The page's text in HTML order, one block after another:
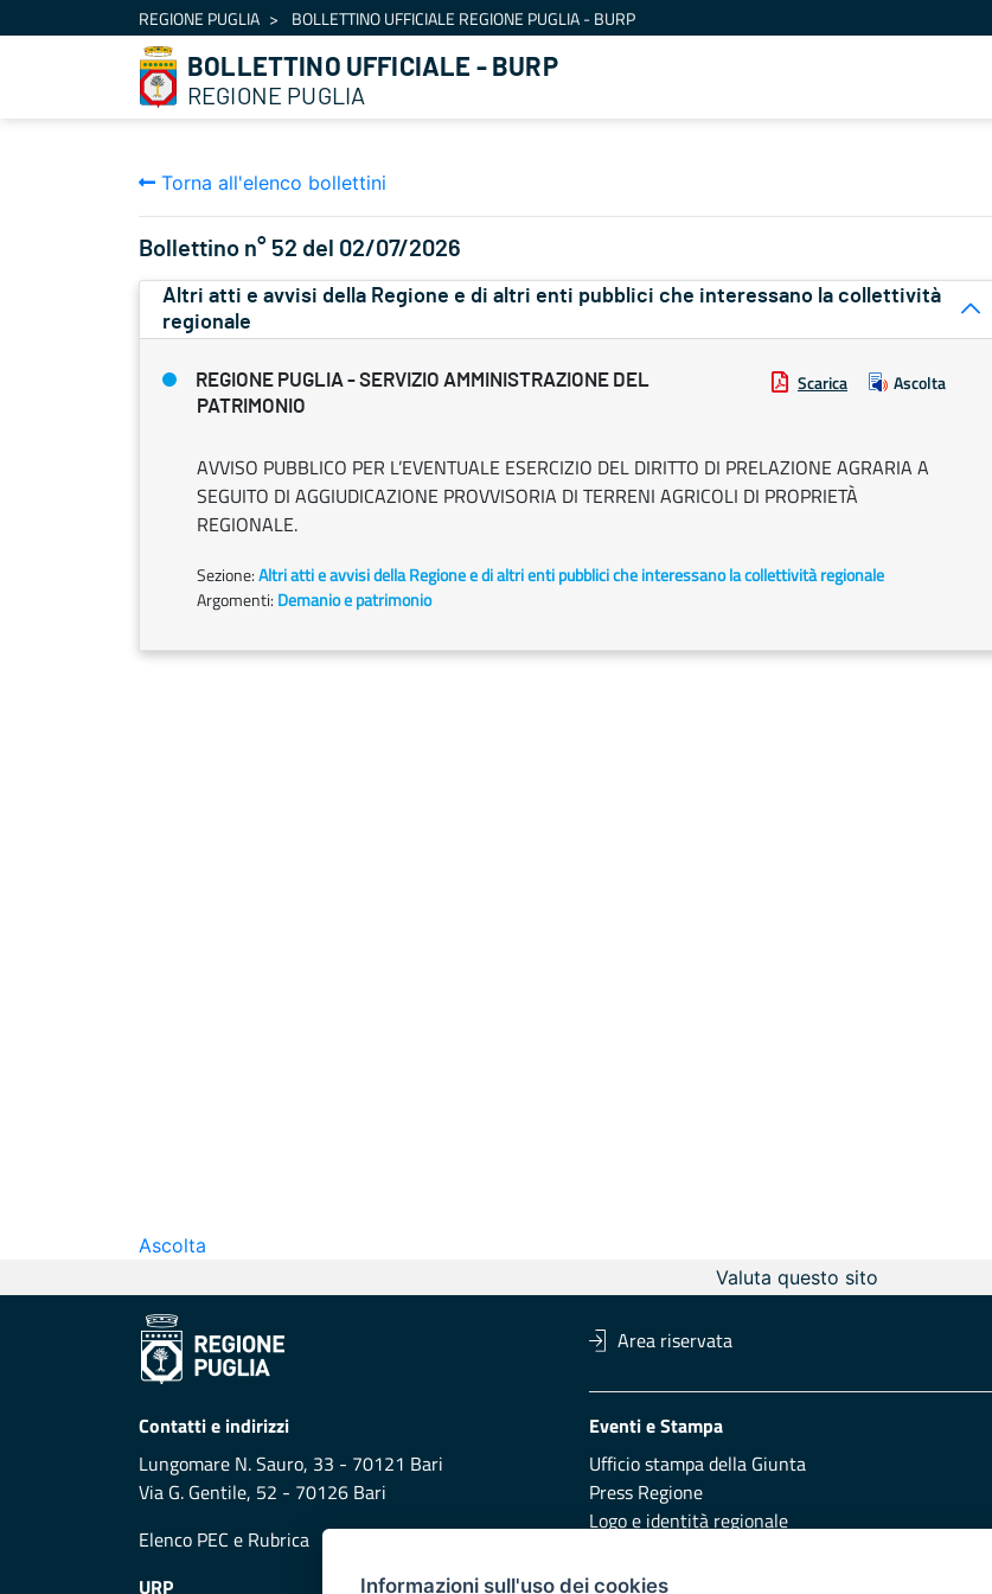
Salta al contenutoREGIONE PUGLIA BOLLETTINO UFFICIALE REGIONE PUGLIA - BURP
BOLLETTINO UFFICIALE - BURP
REGIONE PUGLIA
Torna all'elenco bollettini
Bollettino n° 52 del 02/07/2026
Altri atti e avvisi della Regione e di altri enti pubblici che interessano la collettività
regionale
REGIONE PUGLIA - SERVIZIO AMMINISTRAZIONE DEL
PATRIMONIO
Scarica Ascolta
AVVISO PUBBLICO PER L’EVENTUALE ESERCIZIO DEL DIRITTO DI PRELAZIONE AGRARIA A
SEGUITO DI AGGIUDICAZIONE PROVVISORIA DI TERRENI AGRICOLI DI PROPRIETÀ
REGIONALE.
Sezione:Altri atti e avvisi della Regione e di altri enti pubblici che interessano la collettività regionale
Argomenti: Demanio e patrimonio
Ascolta
Valuta questo sito
Area riservata
Contatti e indirizzi
Lungomare N. Sauro, 33 - 70121 Bari
Via G. Gentile, 52 - 70126 Bari
Elenco PEC e Rubrica
Eventi e Stampa
Ufficio stampa della Giunta
Press Regione
Logo e identità regionale
URP Redazione
Informazioni sull'uso dei cookies